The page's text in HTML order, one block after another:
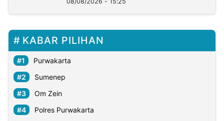
KABAR PILIHAN
Purwakarta
Sumenep
Om Zein
Polres Purwakarta